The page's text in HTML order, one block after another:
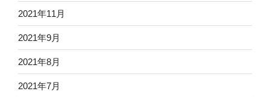
2021年11月
2021年9月
2021年8月
2021年7月